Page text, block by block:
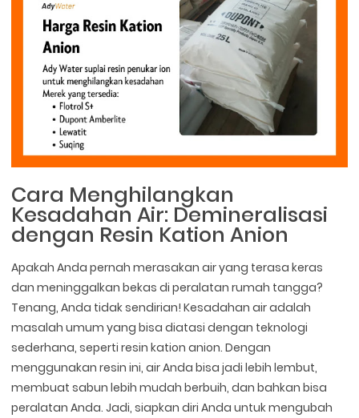
Cara Menghilangkan
Kesadahan Air: Demineralisasi
dengan Resin Kation Anion
Apakah Anda pernah merasakan air yang terasa keras
dan meninggalkan bekas di peralatan rumah tangga?
Tenang, Anda tidak sendirian! Kesadahan air adalah
masalah umum yang bisa diatasi dengan teknologi
sederhana, seperti resin kation anion. Dengan
menggunakan resin ini, air Anda bisa jadi lebih lembut,
membuat sabun lebih mudah berbuih, dan bahkan bisa
peralatan Anda. Jadi, siapkan diri Anda untuk mengubah